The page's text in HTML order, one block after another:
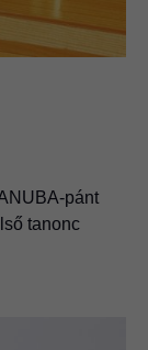
pánt
tanonc